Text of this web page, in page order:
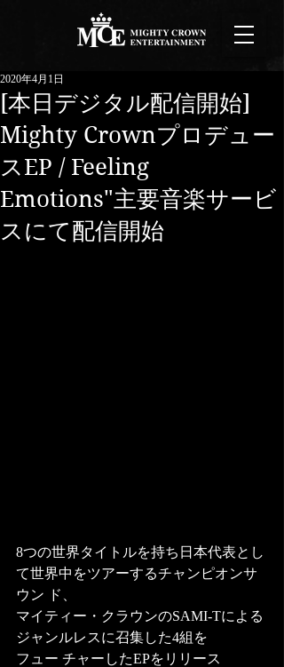
[本日デジタル配信開始]
Mighty Crownプロデュー
スEP / Feeling
Emotions"主要音楽サービ
スにて配信開始
2020年4月1日
8つの世界タイトルを持ち日本代表とし
て世界中をツアーするチャンピオンサ
ウン ド、
マイティー・クラウンのSAMI-Tによる
ジャンルレスに召集した4組を
フュー チャーしたEPをリリース